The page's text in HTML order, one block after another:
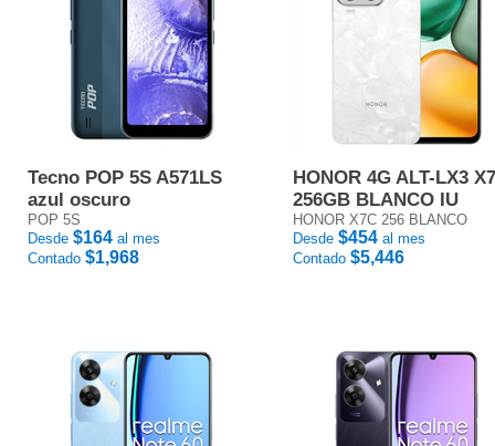
Tecno POP 5S A571LS
azul oscuro
POP 5S
Desde $164 al mes
Contado $1,968
HONOR 4G ALT-LX3
256GB BLANCO IU
HONOR X7C 256 BLANCO
Desde $454 al mes
Contado $5,446